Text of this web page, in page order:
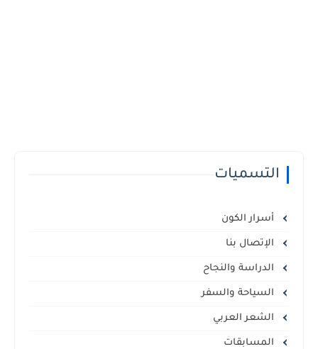
التسميات
أسرار الكون
الإتصال بنا
الدراسة والنجاح
السياحة والسفر
الشعر العربي
المسابقات